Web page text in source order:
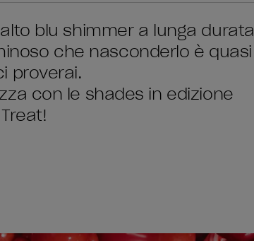
blu shimmer a lunga durata
che nasconderlo è quasi
proverai.
con le shades in edizione